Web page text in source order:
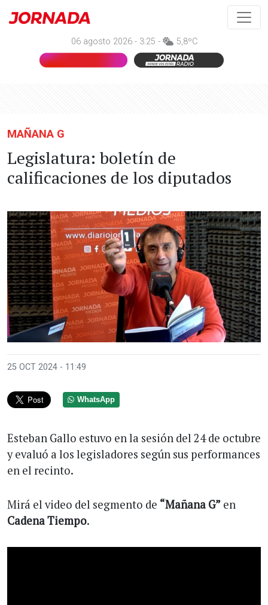
06 agosto 2026 - 3:25 - 5,8ºC
MAÑANA G
Legislatura: boletín de
calificaciones de los diputados
25 OCT 2024 - 11:49
WhatsApp
Esteban Gallo estuvo en la sesión del 24 de octubre
y evaluó a los legisladores según sus performances
en el recinto.
Mirá el video del segmento de “Mañana G” en
Cadena Tiempo.